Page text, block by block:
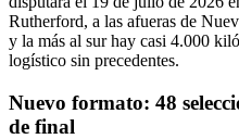
Rutherford, a las afueras de
y la más al sur hay casi 4.000
logístico sin precedentes.
Nuevo formato: 48
de final